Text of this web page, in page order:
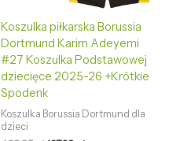
Koszulka piłkarska Borussia
Dortmund Karim Adeyemi
#27 Koszulka Podstawowej
dziecięce 2025-26 +Krótkie
Spodenk
Koszulka Borussia Dortmund dla
dzieci